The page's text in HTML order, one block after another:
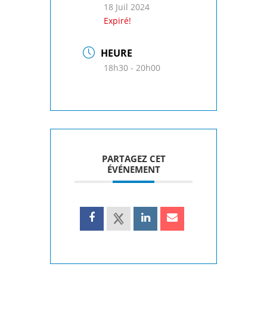
18 Juil 2024
Expiré!
HEURE
18h30 - 20h00
PARTAGEZ CET
ÉVÉNEMENT